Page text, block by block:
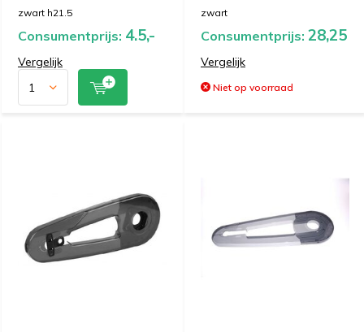
zwart h21.5
Consumentprijs: 4.5,-
Vergelijk
zwart
Consumentprijs: 28,25
Vergelijk
Niet op voorraad